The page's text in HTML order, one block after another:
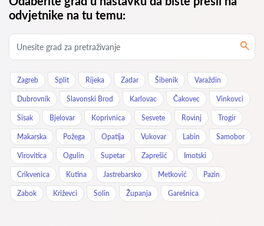
odvjetnike na tu temu:
Zagreb Split Rijeka Zadar Šibenik Varaždin
Dubrovnik Slavonski Brod Karlovac Čakovec Vinkovci
Sisak Bjelovar Koprivnica Sesvete Rovinj Trogir
Makarska Požega Opatija Vukovar Labin Samobor
Virovitica Ogulin Supetar Zaprešić Imotski
Crikvenica Kutina Jastrebarsko Metković Pazin
Zabok Križevci Solin Županja Garešnica